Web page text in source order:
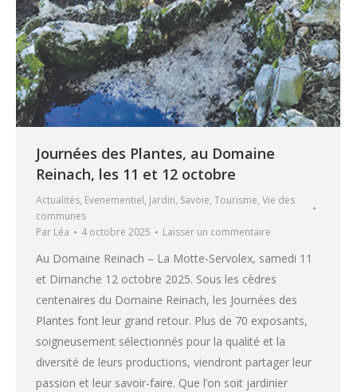
Journées des Plantes, au Domaine
Reinach, les 11 et 12 octobre
Actualités, Evenementiel, Jardin, Savoie, Tourisme, Vie des
communes
Par Léa 4 octobre 2025 Laisser un commentaire
Au Domaine Reinach – La Motte-Servolex, samedi 11
et Dimanche 12 octobre 2025. Sous les cèdres
centenaires du Domaine Reinach, les Journées des
Plantes font leur grand retour. Plus de 70 exposants,
soigneusement sélectionnés pour la qualité et la
diversité de leurs productions, viendront partager leur
passion et leur savoir-faire. Que l’on soit jardinier